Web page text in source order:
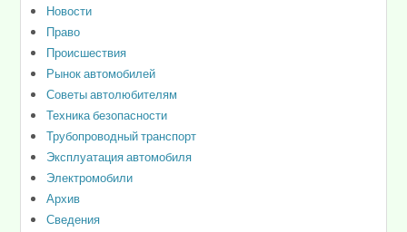
Новости
Право
Происшествия
Рынок автомобилей
Советы автолюбителям
Техника безопасности
Трубопроводный транспорт
Эксплуатация автомобиля
Электромобили
Архив
Сведения